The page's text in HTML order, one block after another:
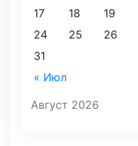
Август 2026
« Июл
17
18 19
24
25 26
31